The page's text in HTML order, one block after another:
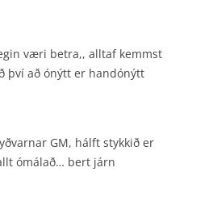
væri betra,, alltaf kemmst
því að ónýtt er handónýtt
GM, hálft stykkið er
ómálað… bert járn